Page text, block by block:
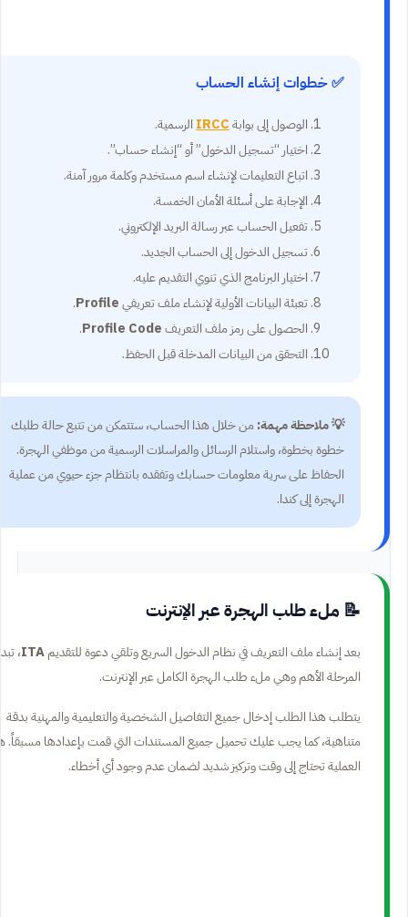
✅ خطوات إنشاء الحساب
الوصول إلى بوابةIRCC الرسمية.
اختيار “تسجيل الدخول” أو “إنشاء حساب”.
اتباع التعليمات لإنشاء اسم مستخدم وكلمة مرور آمنة.
الإجابة على أسئلة الأمان الخمسة.
تفعيل الحساب عبر رسالة البريد الإلكتروني.
تسجيل الدخول إلى الحساب الجديد.
اختيار البرنامج الذي تنوي التقديم عليه.
تعبئة البيانات الأولية لإنشاء ملف تعريفيProfile
.
الحصول على رمز ملف التعريفProfile Code
.
التحقق من البيانات المدخلة قبل الحفظ.
💡 ملاحظة مهمة: من خلال هذا الحساب، ستتمكن من تتبع حالة طلبك
خطوة بخطوة، واستلام الرسائل والمراسلات الرسمية من موظفي الهجرة.
الحفاظ على سرية معلومات حسابك وتفقده بانتظام جزء حيوي من عملية
الهجرة إلى كندا.
📝 ملء طلب الهجرة عبر الإنترنت
بعد إنشاء ملف التعريف في نظام الدخول السريع وتلقي دعوة للتقديمITA،
المرحلة الأهم وهي ملء طلب الهجرة الكامل عبر الإنترنت.
يتطلب هذا الطلب إدخال جميع التفاصيل الشخصية والتعليمية والمهنية بدقة
متناهية، كما يجب عليك تحميل جميع المستندات التي قمت بإعدادها مسبقاً.
العملية تحتاج إلى وقت وتركيز شديد لضمان عدم وجود أي أخطاء.